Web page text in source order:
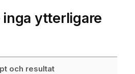
inga ytterligare
och resultat